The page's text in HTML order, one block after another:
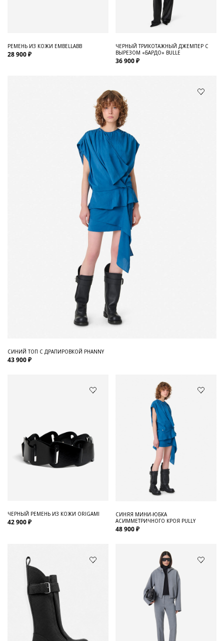
РЕМЕНЬ ИЗ КОЖИ EMBELLABB
28 900 ₽
ЧЕРНЫЙ ТРИКОТАЖНЫЙ ДЖЕМПЕР С
ВЫРЕЗОМ «БАРДО» BULLE
36 900 ₽
СИНИЙ ТОП С ДРАПИРОВКОЙ PHANNY
43 900 ₽
ЧЕРНЫЙ РЕМЕНЬ ИЗ КОЖИ ORIGAMI
42 900 ₽
СИНЯЯ МИНИ-ЮБКА
АСИММЕТРИЧНОГО КРОЯ PULLY
48 900 ₽